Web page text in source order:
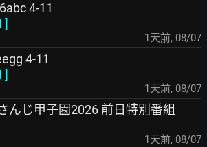
4-11
]
1天前, 08/07
4-11
]
1天前, 08/07
んじ甲子園2026 前日特別番組
1天前, 08/07